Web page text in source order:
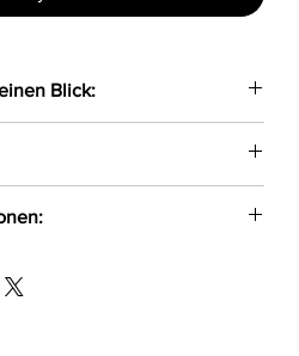
Blick: